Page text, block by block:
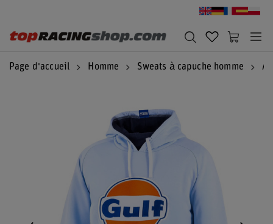
Page d'accueil Homme Sweats à capuche homme